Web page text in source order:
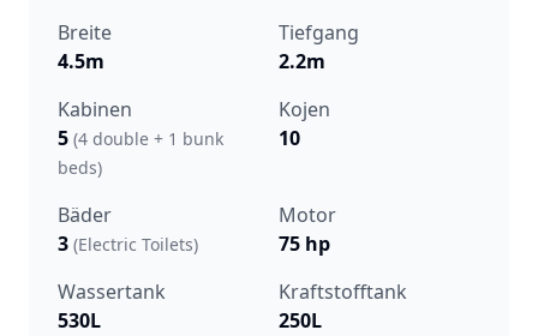
Breite
4.5m
Tiefgang
2.2m
Kabinen
5 (4 double + 1 bunk
beds)
Kojen
10
Bäder
3 (Electric Toilets)
Motor
75 hp
Wassertank
530L
Kraftstofftank
250L